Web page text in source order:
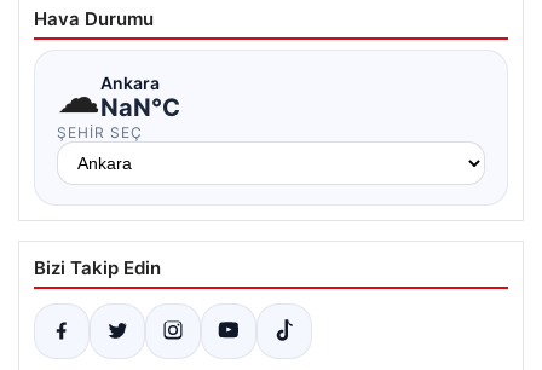
Hava Durumu
☁Ankara
NaN°C
ŞEHIR SEÇ
Bizi Takip Edin